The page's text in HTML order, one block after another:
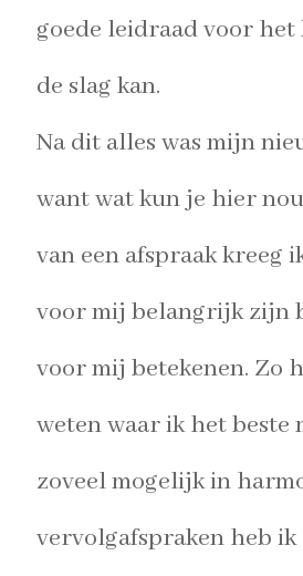
goede leidraad voor het
de slag kan.
Na dit alles was mijn
want wat kun je hier
van een afspraak kreeg
voor mij belangrijk zijn
voor mij betekenen. Zo
weten waar ikhet beste
zoveel mogelijk in
vervolgafspraken heb